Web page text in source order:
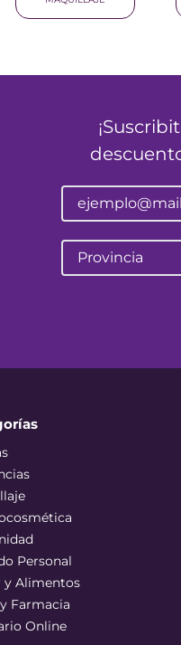
Provincia
Personal
y Alimentos
Farmacia
Online